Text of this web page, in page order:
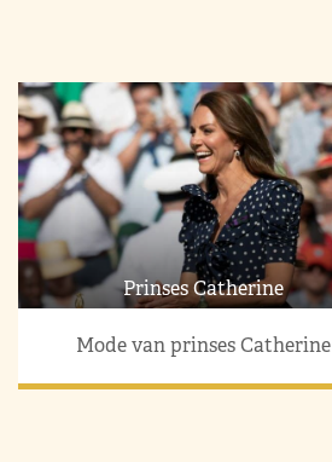
Prinses Catherine
Mode van prinses Catherine